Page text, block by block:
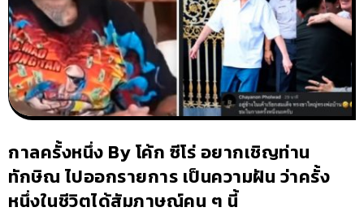
กาลครั้งหนึ่ง By โค้ก ซีโร่ อยากเชิญท่าน
ทักษิณ ไปออกรายการ เป็นความฝัน ว่าครั้ง
หนึ่งในชีวิตได้สัมภาษณ์คน ๆ นี้